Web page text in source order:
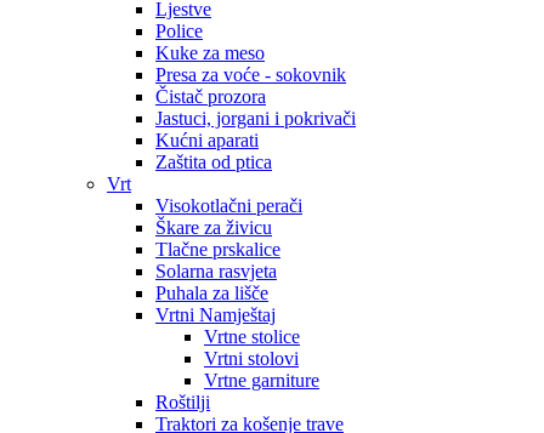
Ljestve
Police
Kuke za meso
Presa za voće - sokovnik
Čistač prozora
Jastuci, jorgani i pokrivači
Kućni aparati
Zaštita od ptica
Vrt
Visokotlačni perači
Škare za živicu
Tlačne prskalice
Solarna rasvjeta
Puhala za lišče
Vrtni Namještaj
Vrtne stolice
Vrtni stolovi
Vrtne garniture
Roštilji
Traktori za košenje trave